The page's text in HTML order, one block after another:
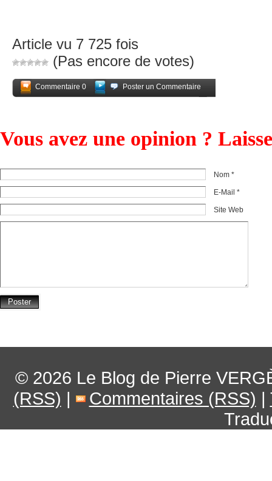
Article vu 7 725 fois
(Pas encore de votes)
Commentaire 0
Poster un Commentaire
Vous avez une opinion ?
Nom *
E-Mail *
Site Web
© 2026 Le Blog de Pierre
(RSS) | Commentaires (RSS) |